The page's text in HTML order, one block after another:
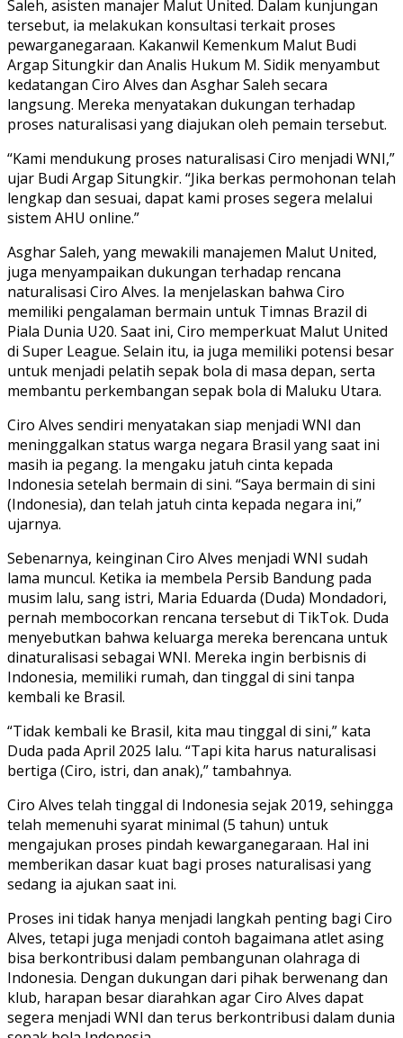
Saleh, asisten manajer Malut United. Dalam kunjungan
tersebut, ia melakukan konsultasi terkait proses
pewarganegaraan. Kakanwil Kemenkum Malut Budi
Argap Situngkir dan Analis Hukum M. Sidik menyambut
kedatangan Ciro Alves dan Asghar Saleh secara
langsung. Mereka menyatakan dukungan terhadap
proses naturalisasi yang diajukan oleh pemain tersebut.
“Kami mendukung proses naturalisasi Ciro menjadi WNI,”
ujar Budi Argap Situngkir. “Jika berkas permohonan telah
lengkap dan sesuai, dapat kami proses segera melalui
sistem AHU online.”
Asghar Saleh, yang mewakili manajemen Malut United,
juga menyampaikan dukungan terhadap rencana
naturalisasi Ciro Alves. Ia menjelaskan bahwa Ciro
memiliki pengalaman bermain untuk Timnas Brazil di
Piala Dunia U20. Saat ini, Ciro memperkuat Malut United
di Super League. Selain itu, ia juga memiliki potensi besar
untuk menjadi pelatih sepak bola di masa depan, serta
membantu perkembangan sepak bola di Maluku Utara.
Ciro Alves sendiri menyatakan siap menjadi WNI dan
meninggalkan status warga negara Brasil yang saat ini
masih ia pegang. Ia mengaku jatuh cinta kepada
Indonesia setelah bermain di sini. “Saya bermain di sini
(Indonesia), dan telah jatuh cinta kepada negara ini,”
ujarnya.
Sebenarnya, keinginan Ciro Alves menjadi WNI sudah
lama muncul. Ketika ia membela Persib Bandung pada
musim lalu, sang istri, Maria Eduarda (Duda) Mondadori,
pernah membocorkan rencana tersebut di TikTok. Duda
menyebutkan bahwa keluarga mereka berencana untuk
dinaturalisasi sebagai WNI. Mereka ingin berbisnis di
Indonesia, memiliki rumah, dan tinggal di sini tanpa
kembali ke Brasil.
“Tidak kembali ke Brasil, kita mau tinggal di sini,” kata
Duda pada April 2025 lalu. “Tapi kita harus naturalisasi
bertiga (Ciro, istri, dan anak),” tambahnya.
Ciro Alves telah tinggal di Indonesia sejak 2019, sehingga
telah memenuhi syarat minimal (5 tahun) untuk
mengajukan proses pindah kewarganegaraan. Hal ini
memberikan dasar kuat bagi proses naturalisasi yang
sedang ia ajukan saat ini.
Proses ini tidak hanya menjadi langkah penting bagi Ciro
Alves, tetapi juga menjadi contoh bagaimana atlet asing
bisa berkontribusi dalam pembangunan olahraga di
Indonesia. Dengan dukungan dari pihak berwenang dan
klub, harapan besar diarahkan agar Ciro Alves dapat
segera menjadi WNI dan terus berkontribusi dalam dunia